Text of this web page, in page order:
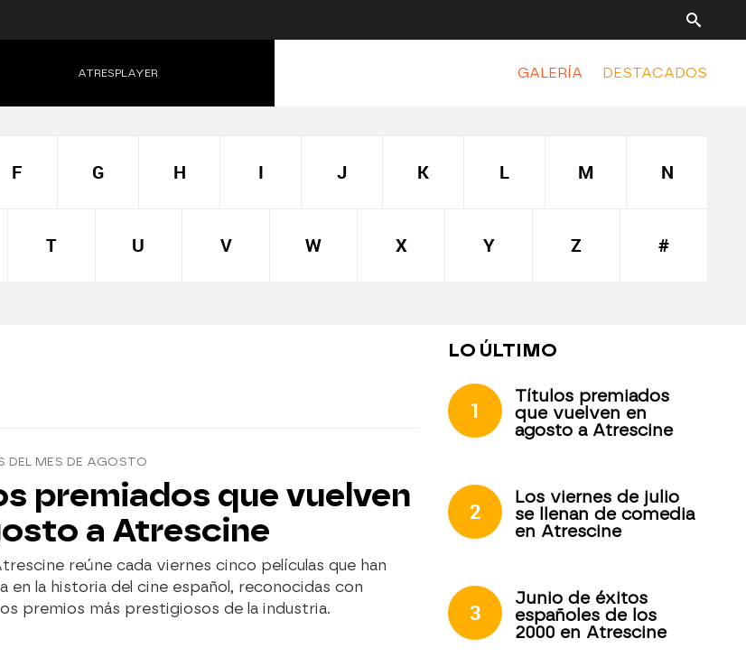
GALERÍA DESTACADOS
ATRESPLAYER
F G H I J K L M N
T U V W X Y Z #
DEL MES DE AGOSTO
premiados que vuelven
a Atrescine
reúne cada viernes cinco películas que han
en la historia del cine español, reconocidas con
premios más prestigiosos de la industria.
LO ÚLTIMO
1
Títulos premiados
que vuelven en
agosto a Atrescine
2
Los viernes de julio
se llenan de comedia
en Atrescine
3
Junio de éxitos
españoles de los
2000 en Atrescine